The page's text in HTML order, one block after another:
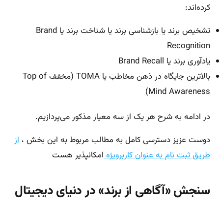
کرده‌اند:
تشخیص برند یا بازشناسی برند یا شناخت برند یا Brand
Recognition
یادآوری برند یا Brand Recall
بالاترین جایگاه در ذهن مخاطب یا TOMA (مخفف Top of
Mind Awareness)
در ادامه به شرح هر یک از سه معیار مذکور می‌پردازیم.
دوست عزیز دسترسی کامل به مطالب مربوط به این بخش ، از
طریق ثبت نام به عنوان کاربرویژهامکانپذیر هست
سنجش «آگاهی از برند» در دنیای دیجیتال